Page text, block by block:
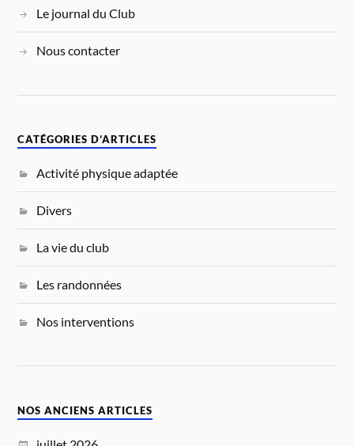
Le journal du Club
Nous contacter
CATÉGORIES D’ARTICLES
Activité physique adaptée
Divers
La vie du club
Les randonnées
Nos interventions
NOS ANCIENS ARTICLES